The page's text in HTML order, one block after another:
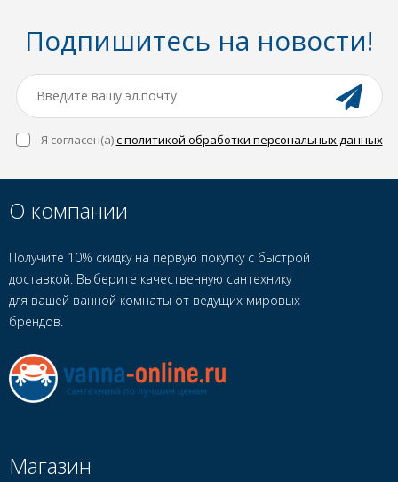
Подпишитесь на новости!
Я согласен(a)с политикой обработки персональных данных
О компании
Получите 10% скидку на первую покупку с быстрой
доставкой. Выберите качественную сантехнику
для вашей ванной комнаты от ведущих мировых
брендов.
Магазин